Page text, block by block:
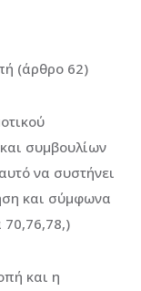
(άρθρο 62)
συμβουλίων
να συστήνει
και σύμφωνα
70,76,78,)
και η